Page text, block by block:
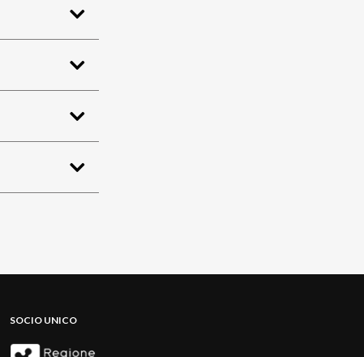
SOCIO UNICO